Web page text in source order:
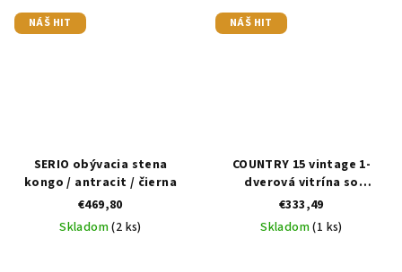
NÁŠ HIT
SERIO obývacia stena
kongo / antracit / čierna
€469,80
Skladom(2 ks)
NÁŠ HIT
COUNTRY 15 vintage 1-
dverová vitrína so
zásuvkami
€333,49
Skladom(1 ks)